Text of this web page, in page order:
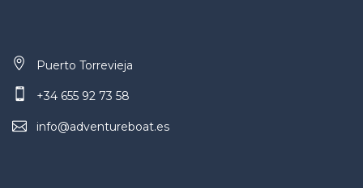
Puerto Torrevieja
+34 655 92 73 58
info@adventureboat.es